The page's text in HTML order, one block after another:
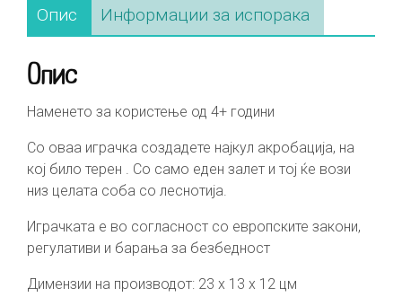
Опис Информации за испорака
Опис
Наменето за користење од 4+ години
Со оваа играчка создадете најкул акробација, на
кој било терен . Со само еден залет и тој ќе вози
низ целата соба со леснотија.
Играчката е во согласност со европските закони,
регулативи и барања за безбедност
Димензии на производот: 23 х 13 х 12 цм